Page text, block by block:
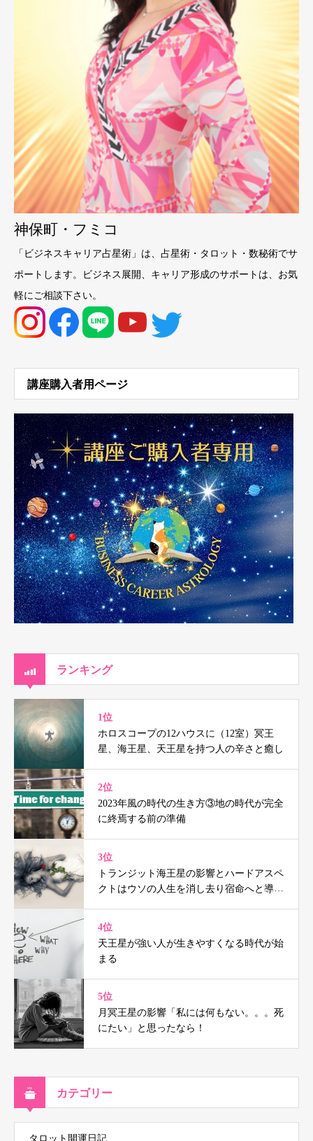
神保町・フミコ
「ビジネスキャリア占星術」は、占星術・タロット・数秘術でサ
ポートします。ビジネス展開、キャリア形成のサポートは、お気
軽にご相談下さい。
講座購入者用ページ
ランキング
1位
ホロスコープの12ハウスに（12室）冥王
星、海王星、天王星を持つ人の辛さと癒し
2位
2023年風の時代の生き方③地の時代が完全
に終焉する前の準備
3位
トランジット海王星の影響とハードアスペ
クトはウソの人生を消し去り宿命へと導く
4位
天王星が強い人が生きやすくなる時代が始
まる
5位
月冥王星の影響「私には何もない。。。死
にたい」と思ったなら！
カテゴリー
タロット開運日記